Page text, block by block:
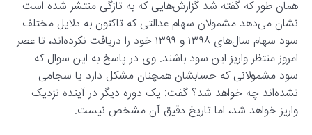
همان طور که گفته شد گزارش‌هایی که به تازگی منتشر شده است
نشان می‌دهد مشمولان سهام عدالتی که تاکنون به دلایل مختلف
سود سهام سال‌های ۱۳۹۸ و ۱۳۹۹ خود را دریافت نکرده‌اند، تا عصر
امروز منتظر واریز این سود باشند. وی در پاسخ به این سوال که
سود مشمولانی که حسابشان همچنان مشکل دارد یا سجامی
نشده‌اند چه خواهد شد؟ گفت: یک دوره دیگر در آینده نزدیک
واریز خواهد شد، اما تاریخ دقیق آن مشخص نیست.